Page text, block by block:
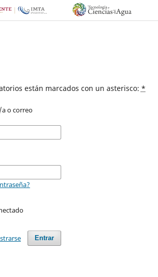
están marcados con un asterisco: *
o correo
Entrar